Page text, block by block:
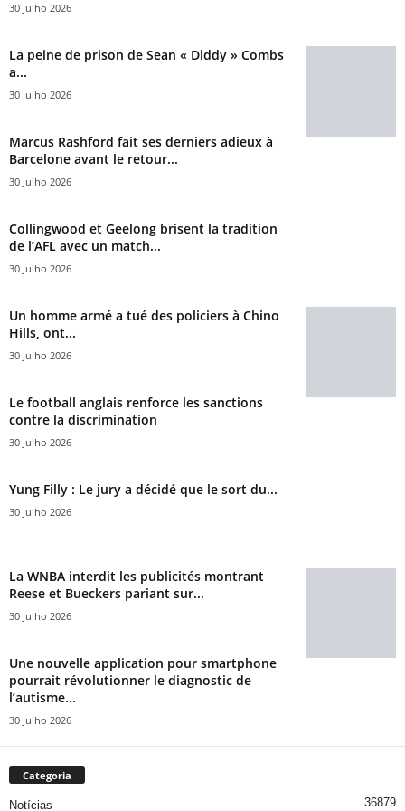
30 Julho 2026
La peine de prison de Sean « Diddy » Combs
a...
30 Julho 2026
Marcus Rashford fait ses derniers adieux à
Barcelone avant le retour...
30 Julho 2026
Collingwood et Geelong brisent la tradition
de l’AFL avec un match...
30 Julho 2026
Un homme armé a tué des policiers à Chino
Hills, ont...
30 Julho 2026
Le football anglais renforce les sanctions
contre la discrimination
30 Julho 2026
Yung Filly : Le jury a décidé que le sort du...
30 Julho 2026
La WNBA interdit les publicités montrant
Reese et Bueckers pariant sur...
30 Julho 2026
Une nouvelle application pour smartphone
pourrait révolutionner le diagnostic de
l’autisme...
30 Julho 2026
Categoria
Notícias 36879